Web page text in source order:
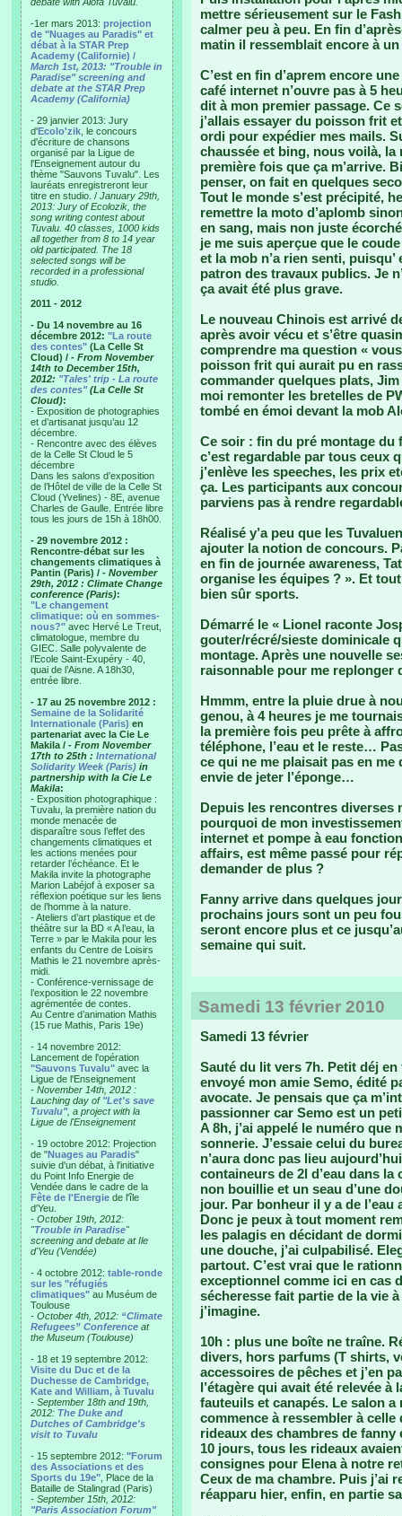
-1er mars 2013: projection
de "Nuages au Paradis" et
débat à la STAR Prep
Academy (Californie) /
March 1st, 2013: "Trouble in
Paradise" screening and
debate at the STAR Prep
Academy (California)
- 29 janvier 2013: Jury
d'Ecolo'zik , le concours
d'écriture de chansons
organisé par la Ligue de
l'Enseignement autour du
thème "Sauvons Tuvalu". Les
lauréats enregistreront leur
titre en studio. / January 29th,
2013: Jury of Ecolozik, the
song writing contest about
Tuvalu. 40 classes, 1000 kids
all together from 8 to 14 year
old participated. The 18
selected songs will be
recorded in a professional
studio.
2011 - 2012
- Du 14 novembre au 16
décembre 2012: "La route
des contes" (La Celle St
Cloud) / - From November
14th to December 15th,
2012: "Tales' trip - La route
des contes"(La Celle St
Cloud):
- Exposition de photographies
et d’artisanat jusqu’au 12
décembre.
- Rencontre avec des élèves
de la Celle St Cloud le 5
décembre
Dans les salons d’exposition
de l’Hôtel de ville de la Celle St
Cloud (Yvelines) - 8E, avenue
Charles de Gaulle. Entrée libre
tous les jours de 15h à 18h00.
- 29 novembre 2012 :
Rencontre-débat sur les
changements climatiques à
Pantin (Paris) / - November
29th, 2012 : Climate Change
conference (Paris):
"Le changement
climatique: où en sommes-
nous?" avec Hervé Le Treut,
climatologue, membre du
GIEC. Salle polyvalente de
l’Ecole Saint-Exupéry - 40,
quai de l’Aisne. A 18h30,
entrée libre.
- 17 au 25 novembre 2012 :
Semaine de la Solidarité
Internationale (Paris) en
partenariat avec la Cie Le
Makila / - From November
17th to 25th : International
Solidarity Week (Paris) in
partnership with la Cie Le
Makila:
- Exposition photographique :
Tuvalu, la première nation du
monde menacée de
disparaître sous l’effet des
changements climatiques et
les actions menées pour
retarder l’échéance. Et le
Makila invite la photographe
Marion Labéjof à exposer sa
réflexion poétique sur les liens
de l’homme à la nature.
- Ateliers d’art plastique et de
théâtre sur la BD « A l’eau, la
Terre » par le Makila pour les
enfants du Centre de Loisirs
Mathis le 21 novembre après-
midi.
- Conférence-vernissage de
l’exposition le 22 novembre
agrémentée de contes.
Au Centre d’animation Mathis
(15 rue Mathis, Paris 19e)
- 14 novembre 2012:
Lancement de l'opération
"Sauvons Tuvalu" avec la
Ligue de l'Enseignement
- November 14th, 2012 :
Lauching day of "Let's save
Tuvalu", a project with la
Ligue de l'Enseignement
- 19 octobre 2012: Projection
de "Nuages au Paradis"
suivie d'un débat, à l'initiative
du Point Info Energie de
Vendée dans le cadre de la
Fête de l'Energie de l'île
d'Yeu.
- October 19th, 2012:
"Trouble in Paradise"
screening and debate at Ile
d'Yeu (Vendée)
- 4 octobre 2012: table-ronde
sur les "réfugiés
climatiques" au Muséum de
Toulouse
- October 4th, 2012: “Climate
Refugees” Conference at
the Museum (Toulouse)
- 18 et 19 septembre 2012:
Visite du Duc et de la
Duchesse de Cambridge,
Kate and William, à Tuvalu
- September 18th and 19th,
2012: The Duke and
Dutches of Cambridge's
visit to Tuvalu
- 15 septembre 2012: "Forum
des Associations et des
Sports du 19e" , Place de la
Bataille de Stalingrad (Paris)
- September 15th, 2012:
"Paris Association Forum"
mettre sérieusement sur le
calmer peu à peu. En fin
matin il ressemblait encore à
C’est en fin d’aprem encore
café internet n’ouvre pas à 5
dit à mon premier passage. Ce
j’allais essayer du poisson frit
ordi pour expédier mes mails.
chaussée et bing, nous voilà, la
première fois que ça m’arrive.
penser, on fait en quelques
Tout le monde s’est précipité,
remettre la moto d’aplomb
en sang, mais non juste
je me suis aperçue que le
et la mob n’a rien senti,
patron des travaux publics. Je
ça avait été plus grave.
Le nouveau Chinois est arrivé
après avoir vécu et s’être
comprendre ma question «
poisson frit qui aurait pu en
commander quelques plats,
moi remonter les bretelles de
tombé en émoi devant la mob
Ce soir : fin du pré montage du
c’est regardable par tous ceux
j’enlève les speeches, les prix
ça. Les participants aux
parviens pas à rendre
Réalisé y’a peu que les
ajouter la notion de concours.
en fin de journée awareness,
organise les équipes ? ». Et
bien sûr sports.
Démarré le « Lionel raconte
gouter/récré/sieste dominicale
montage. Après une nouvelle
raisonnable pour me replonger
Hmmm, entre la pluie drue à
genou, à 4 heures je me
la première fois peu prête à
téléphone, l’eau et le reste…
ce qui ne me plaisait pas en
envie de jeter l’éponge…
Depuis les rencontres diverses
pourquoi de mon
internet et pompe à eau
affairs, est même passé pour
demander de plus ?
Fanny arrive dans quelques
prochains jours sont un peu
seront encore plus et ce
semaine qui suit.
Samedi 13 février 2010
Samedi 13 février
Sauté du lit vers 7h. Petit déj
envoyé mon amie Semo, édité
avocate. Je pensais que ça
passionner car Semo est un
A 8h, j’ai appelé le numéro que
sonnerie. J’essaie celui du
n’aura donc pas lieu
containeurs de 2l d’eau dans
non bouillie et un seau d’une
jour. Par bonheur il y a de
Donc je peux à tout moment
les palagis en décidant de
une douche, j’ai culpabilisé.
partout. C’est vrai que le
exceptionnel comme ici en cas
sécheresse fait partie de la vie
j’imagine.
10h : plus une boîte ne traîne.
divers, hors parfums (T shirts,
accessoires de pêches et j’en
l’étagère qui avait été relevée
fauteuils et canapés. Le salon
commence à ressembler à celle
rideaux des chambres de fanny
10 jours, tous les rideaux
consignes pour Elena à notre
Ceux de ma chambre. Puis j’ai
réapparu hier, enfin, en partie